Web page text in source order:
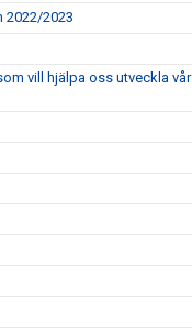
2022/2023
vill hjälpa oss utveckla vår